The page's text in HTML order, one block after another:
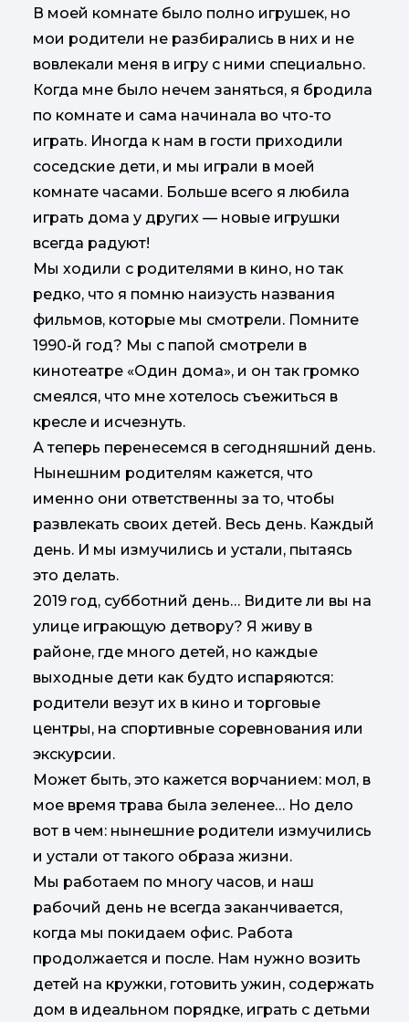
В моей комнате было полно игрушек, но
мои родители не разбирались в них и не
вовлекали меня в игру с ними специально.
Когда мне было нечем заняться, я бродила
по комнате и сама начинала во что-то
играть. Иногда к нам в гости приходили
соседские дети, и мы играли в моей
комнате часами. Больше всего я любила
играть дома у других — новые игрушки
всегда радуют!
Мы ходили с родителями в кино, но так
редко, что я помню наизусть названия
фильмов, которые мы смотрели. Помните
1990-й год? Мы с папой смотрели в
кинотеатре «Один дома», и он так громко
смеялся, что мне хотелось съежиться в
кресле и исчезнуть.
А теперь перенесемся в сегодняшний день.
Нынешним родителям кажется, что
именно они ответственны за то, чтобы
развлекать своих детей. Весь день. Каждый
день. И мы измучились и устали, пытаясь
это делать.
2019 год, субботний день… Видите ли вы на
улице играющую детвору? Я живу в
районе, где много детей, но каждые
выходные дети как будто испаряются:
родители везут их в кино и торговые
центры, на спортивные соревнования или
экскурсии.
Может быть, это кажется ворчанием: мол, в
мое время трава была зеленее… Но дело
вот в чем: нынешние родители измучились
и устали от такого образа жизни.
Мы работаем по многу часов, и наш
рабочий день не всегда заканчивается,
когда мы покидаем офис. Работа
продолжается и после. Нам нужно возить
детей на кружки, готовить ужин, содержать
дом в идеальном порядке, играть с детьми